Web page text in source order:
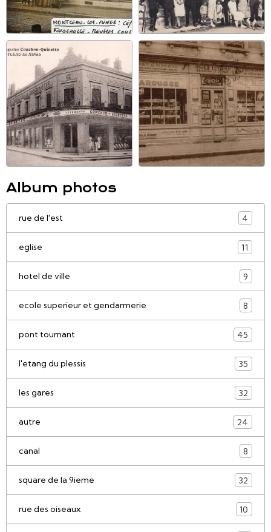
Album photos
rue de l'est 4
eglise 11
hotel de ville 9
ecole superieur et gendarmerie 8
pont tournant 45
l'etang du plessis 35
les gares 32
autre 24
canal 8
square de la 9ieme 32
rue des oiseaux 10